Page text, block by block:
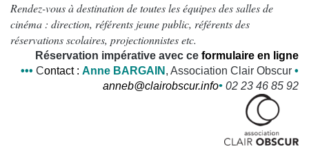
Rendez-vous à destination de toutes les équipes des salles de
cinéma : direction, référents jeune public, référents des
réservations scolaires, projectionnistes etc.
Réservation impérative avec ce formulaire en ligne
••• Contact : Anne BARGAIN , Association Clair Obscur •
anneb@clairobscur.info• 02 23 46 85 92